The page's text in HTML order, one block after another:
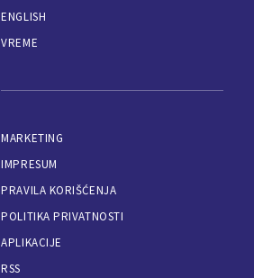
ENGLISH
VREME
MARKETING
IMPRESUM
PRAVILA KORIŠĆENJA
POLITIKA PRIVATNOSTI
APLIKACIJE
RSS